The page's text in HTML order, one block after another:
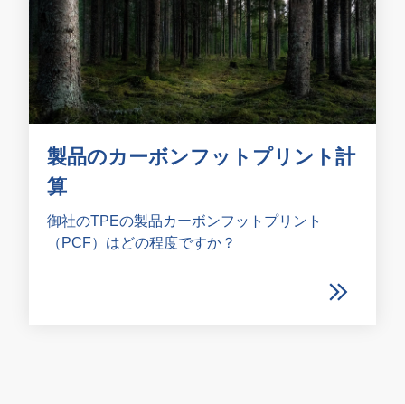
製品のカーボンフットプリント計
算
御社のTPEの製品カーボンフットプリント
（PCF）はどの程度ですか？